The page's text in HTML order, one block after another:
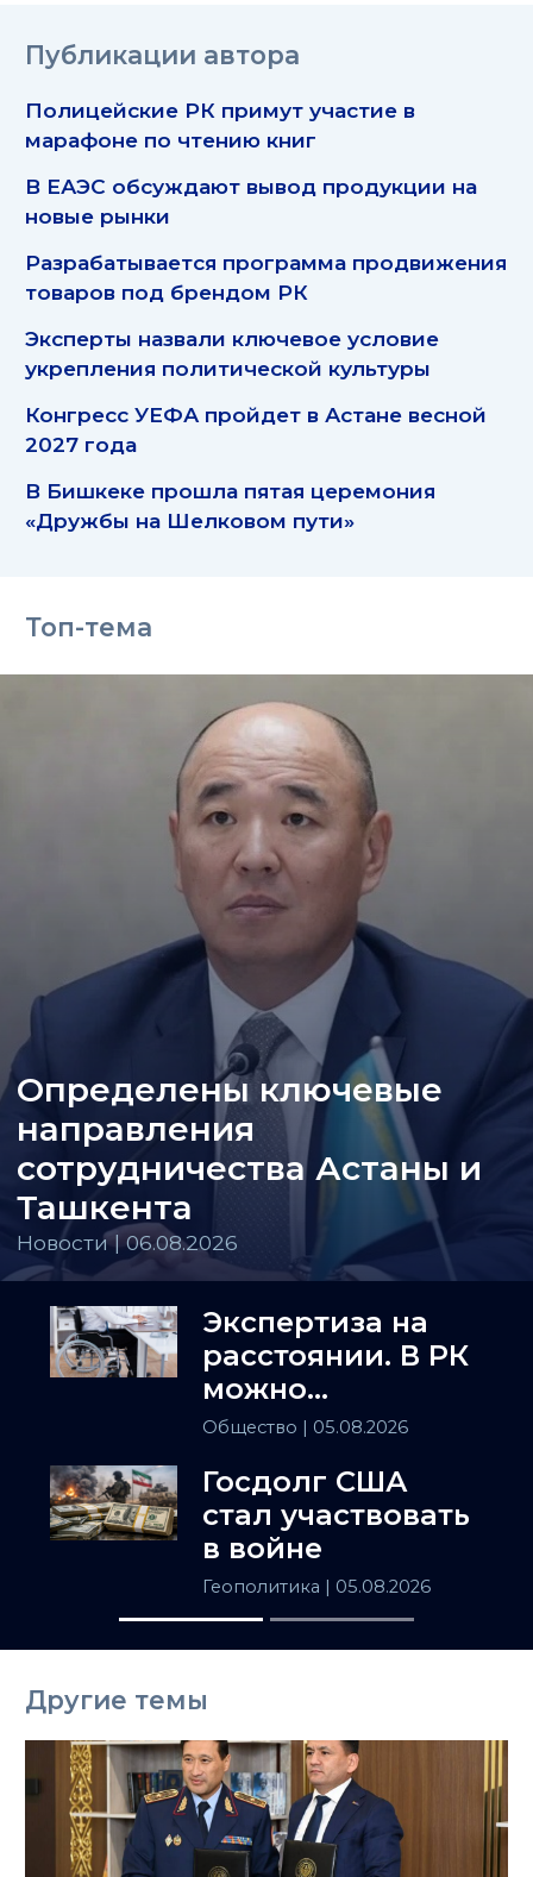
Публикации автора
Полицейские РК примут участие в
марафоне по чтению книг
В ЕАЭС обсуждают вывод продукции на
новые рынки
Разрабатывается программа продвижения
товаров под брендом РК
Эксперты назвали ключевое условие
укрепления политической культуры
Конгресс УЕФА пройдет в Астане весной
2027 года
В Бишкеке прошла пятая церемония
«Дружбы на Шелковом пути»
Топ-тема
Определены ключевые
направления
сотрудничества Астаны и
Ташкента
Новости | 06.08.2026
Экспертиза на
расстоянии. В РК
можно
установить
заочно
Общество | 05.08.2026
Госдолг США
стал участвовать
в войне
Геополитика | 05.08.2026
Другие темы